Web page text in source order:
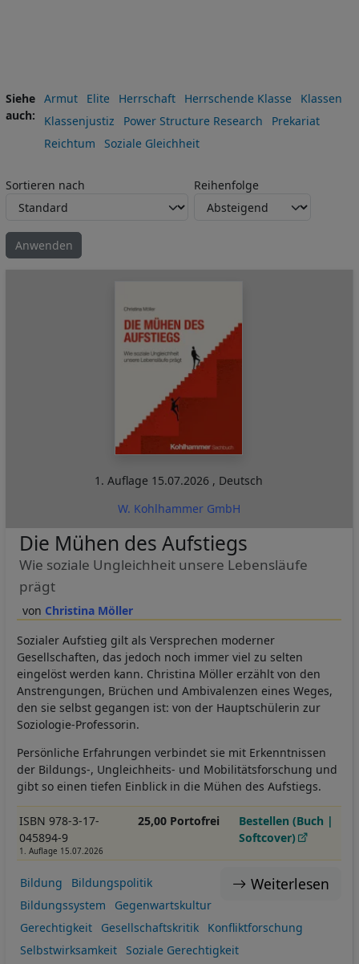
Siehe
auch
Armut Elite Herrschaft Herrschende Klasse
Klassen
Klassenjustiz
Power Structure Research
Prekariat
Reichtum
Soziale Gleichheit
Sortieren nach Reihenfolge
1. Auflage 15.07.2026 , Deutsch
W. Kohlhammer GmbH
Christina Möller
Die Mühen des Aufstiegs
Wie soziale Ungleichheit unsere Lebensläufe
prägt
Sozialer Aufstieg gilt als Versprechen moderner
Gesellschaften, das jedoch noch immer viel zu selten
eingelöst werden kann. Christina Möller erzählt von den
Anstrengungen, Brüchen und Ambivalenzen eines Weges,
den sie selbst gegangen ist: von der Hauptschülerin zur
Soziologie-Professorin.
Persönliche Erfahrungen verbindet sie mit Erkenntnissen
der Bildungs-, Ungleichheits- und Mobilitätsforschung und
gibt so einen tiefen Einblick in die Mühen des Aufstiegs.
ISBN 978-3-17-
045894-9
1. Auflage 15.07.2026
25,00 Portofrei
Bestellen (Buch |
Softcover)
Weiterlesen
Bildung
Bildungspolitik
Bildungssystem
Gegenwartskultur
Gerechtigkeit
Gesellschaftskritik
Konfliktforschung
Selbstwirksamkeit
Soziale Gerechtigkeit